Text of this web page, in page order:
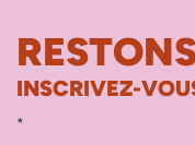
INSCRIVEZ-
*